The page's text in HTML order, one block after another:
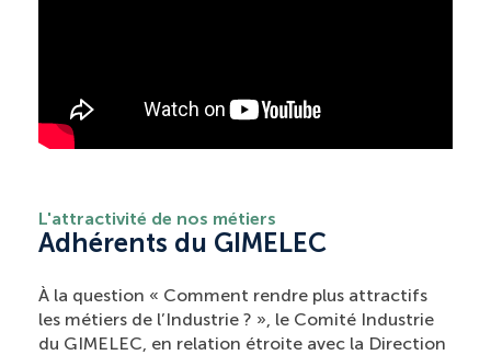
L'attractivité de nos métiers
Adhérents du GIMELEC
À la question « Comment rendre plus attractifs
les métiers de l’Industrie ? », le Comité Industrie
du GIMELEC, en relation étroite avec la Direction